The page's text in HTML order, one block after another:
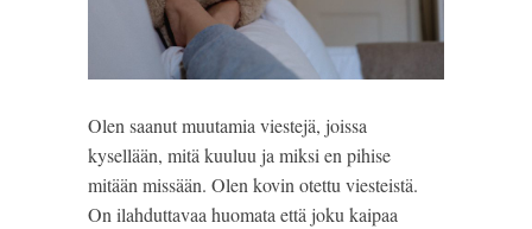
Olen saanut muutamia viestejä, joissa
kysellään, mitä kuuluu ja miksi en pihise
mitään missään. Olen kovin otettu viesteistä.
On ilahduttavaa huomata että joku kaipaa